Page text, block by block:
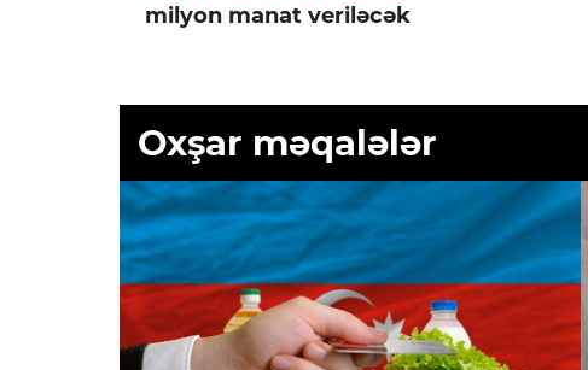
milyon manat veriləcək
Oxşar məqalələr